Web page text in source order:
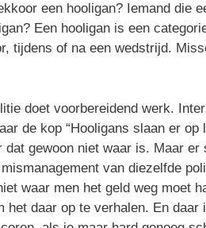
een hooligan? Iemand die
Een hooligan is een
tijdens of na een wedstrijd.
doet voorbereidend werk.
de kop “Hooligans slaan er op
gewoon niet waar is. Maar er
van diezelfde
waar men het geld weg moet
het daar op te verhalen. En daar